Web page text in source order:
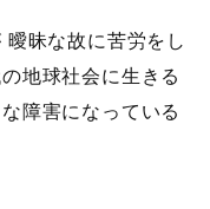
昧な故に苦労をし
地球社会に生きる
障害になっている